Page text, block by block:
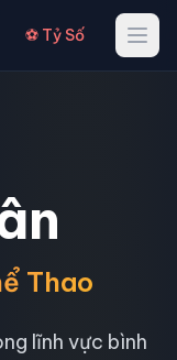
⚽ Tỷ Số
Thao
lĩnh vực bình